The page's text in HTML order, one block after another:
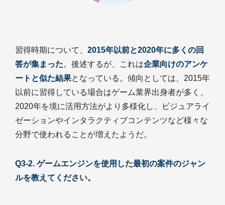
習得時期について、 2015年以前と2020年に多くの回
答が集まった。後述するが、これは企業向けのアンケ
ートと似た結果となっている。傾向としては、2015年
以前に習得している場合はゲーム業界出身者が多く、
2020年を境に活用方法がより多様化し、ビジュアライ
ゼーションやインタラクティブコンテンツなど様々な
分野で使われることが増えたようだ。
Q3-2. ゲームエンジンを使用した最初の案件のジャン
ルを教えてください。